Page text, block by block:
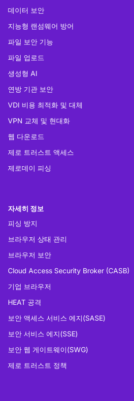
데이터 보안
지능형 랜섬웨어 방어
파일 보안 기능
파일 업로드
생성형 AI
연방 기관 보안
VDI 비용 최적화 및 대체
VPN 교체 및 현대화
웹 다운로드
제로 트러스트 액세스
제로데이 피싱
자세히 정보
피싱 방지
브라우저 상태 관리
브라우저 보안
Cloud Access Security Broker (CASB)
기업 브라우저
HEAT 공격
보안 액세스 서비스 에지(SASE)
보안 서비스 에지(SSE)
보안 웹 게이트웨이(SWG)
제로 트러스트 정책